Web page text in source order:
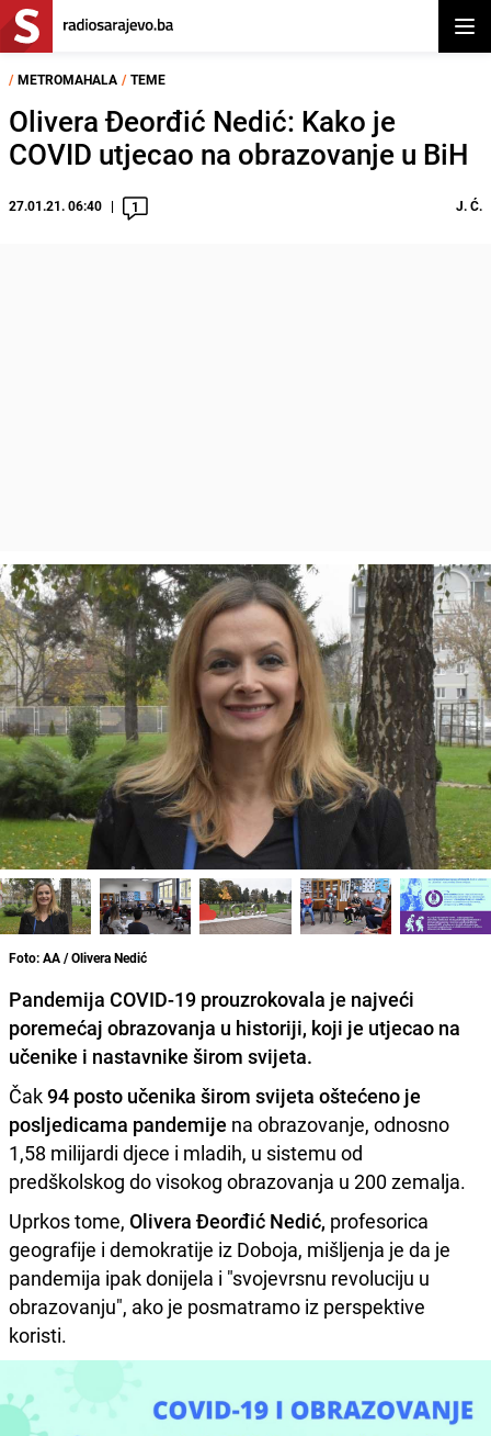
/ METROMAHALA / TEME
Olivera Đeorđić Nedić: Kako je
COVID utjecao na obrazovanje u BiH
27.01.21. 06:40 1 J. Ć.
Foto: AA / Olivera Nedić
Pandemija COVID-19 prouzrokovala je najveći
poremećaj obrazovanja u historiji, koji je utjecao na
učenike i nastavnike širom svijeta.
Čak94 posto učenika širom svijeta oštećeno je
posljedicama pandemije na obrazovanje, odnosno
1,58 milijardi djece i mladih, u sistemu od
predškolskog do visokog obrazovanja u 200 zemalja.
Uprkos tome, Olivera Đeorđić Nedić, profesorica
geografije i demokratije iz Doboja, mišljenja je da je
pandemija ipak donijela i "svojevrsnu revoluciju u
obrazovanju", ako je posmatramo iz perspektive
koristi.